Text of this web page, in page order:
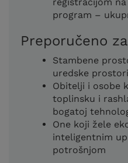
program –
Preporučeno
Stambene
uredske
Obitelji i osobe
toplinsku i
bogatoj
One koji žele
inteligentnim
potrošnjom